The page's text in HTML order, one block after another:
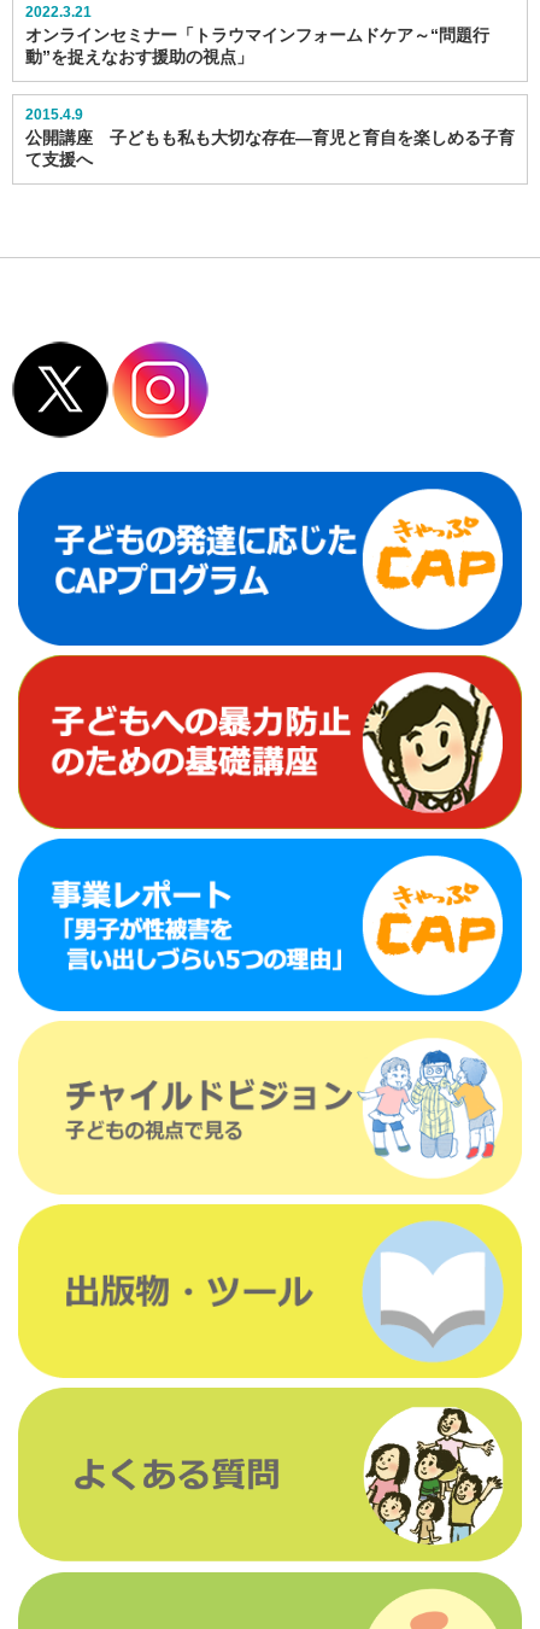
2022.3.21
オンラインセミナー「トラウマインフォームドケア～“問題行
動”を捉えなおす援助の視点」
2015.4.9
公開講座 子どもも私も大切な存在―育児と育自を楽しめる子育
て支援へ